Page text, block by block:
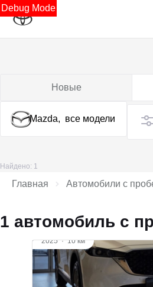
Debug Mode
Новые
Mazda, все модели
Найдено: 1
Главная Автомобили с
1 автомобиль с
2025·10 км
Mazda CX-5
2 л (155 л.с.), АКПП, бензин,